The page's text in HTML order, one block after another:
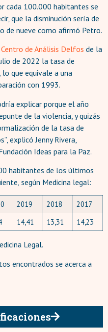
cada 100.000 habitantes se
que la disminución sería de
de nueve como afirmó Petro.
Centro de Análisis Delfos de la
de 2022 la tasa de
que equivale a una
con 1993.
explicar porque el año
de la violencia, y quizás
de la tasa de
explicó Jenny Rivera,
Ideas para la Paz.
habitantes de los últimos
según Medicina legal:
2019 2018
2017
14,41 13,31 14,23
Legal.
encontrados se acerca a